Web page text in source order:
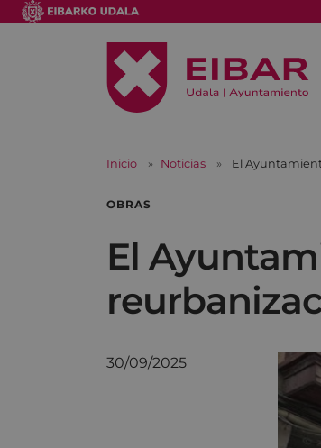
Inicio Noticias El
OBRAS
El
30/09/2025